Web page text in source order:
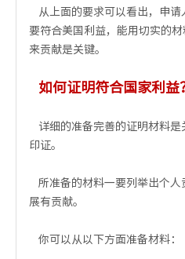
从上面的要求可以看出，申请
要符合美国利益，能用切实的
来贡献是关键。
如何证明符合国家利益
详细的准备完善的证明材料是
印证。
所准备的材料一要列举出个人
展有贡献。
你可以从以下方面准备材料：